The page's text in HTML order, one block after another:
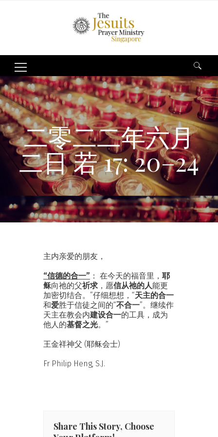
Search
for:
二零二二年六月
二日 若 17: 20–24
主内亲爱的朋友，
“信德的合一” ： 在今天的福音里， 耶
稣向祂的父祈求 ，愿信从祂的人能更
加密切结合。”仔细想想，“天主的合一
和爱胜于信徒之间的“不合一”。继续作
天主在教会内建设合一的工具，成为
他人的基督之光。”
王金祥神父 (耶稣会士)
Fr Philip Heng, S.J.
Share This Story, Choose